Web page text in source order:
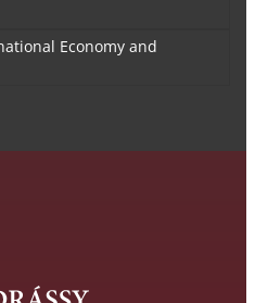
Economy and